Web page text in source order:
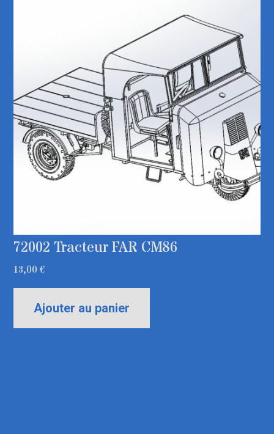
72002 Tracteur FAR CM86
13,00€
Ajouter au panier